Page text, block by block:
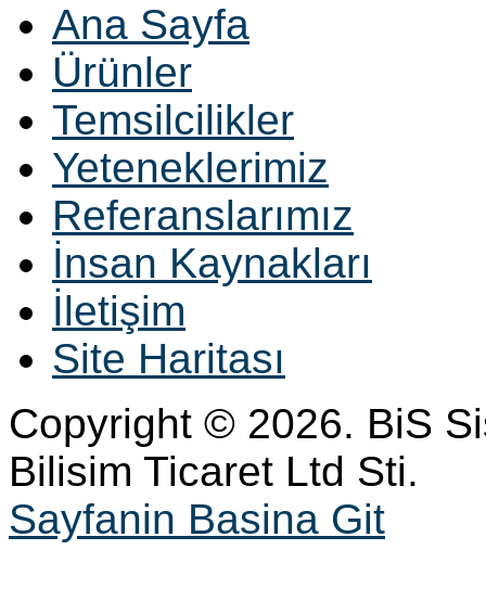
Ana Sayfa
Ürünler
Temsilcilikler
Yeteneklerimiz
Referanslarımız
İnsan Kaynakları
İletişim
Site Haritası
Copyright © 2026. BiS
Bilisim Ticaret Ltd Sti.
Sayfanin Basina Git